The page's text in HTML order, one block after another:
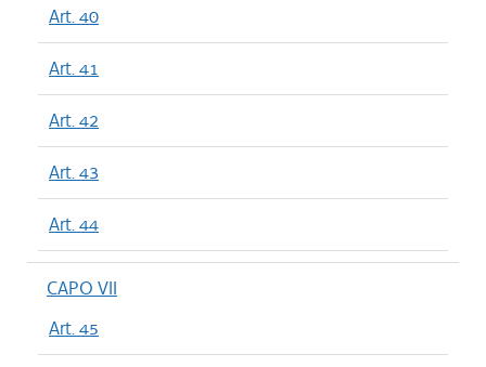
Art. 40
Art. 41
Art. 42
Art. 43
Art. 44
CAPO VII
Art. 45